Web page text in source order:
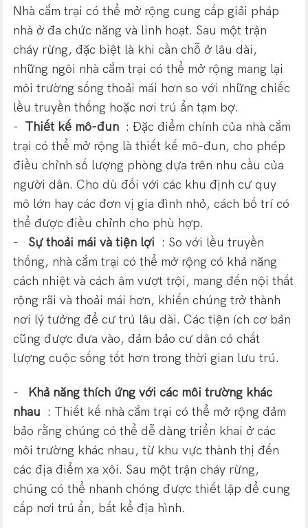
Nhà cắm trại có thể mở rộng cung cấp giải pháp
nhà ở đa chức năng và linh hoạt. Sau một trận
cháy rừng, đặc biệt là khi cần chỗ ở lâu dài,
những ngôi nhà cắm trại có thể mở rộng mang lại
môi trường sống thoải mái hơn so với những chiếc
lều truyền thống hoặc nơi trú ẩn tạm bợ.
- Thiết kế mô-đun : Đặc điểm chính của nhà cắm
trại có thể mở rộng là thiết kế mô-đun, cho phép
điều chỉnh số lượng phòng dựa trên nhu cầu của
người dân. Cho dù đối với các khu định cư quy
mô lớn hay các đơn vị gia đình nhỏ, cách bố trí có
thể được điều chỉnh cho phù hợp.
-
Sự thoải mái và tiện lợi : So với lều truyền
thống, nhà cắm trại có thể mở rộng có khả năng
cách nhiệt và cách âm vượt trội, mang đến nội thất
rộng rãi và thoải mái hơn, khiến chúng trở thành
nơi lý tưởng để cư trú lâu dài. Các tiện ích cơ bản
cũng được đưa vào, đảm bảo cư dân có chất
lượng cuộc sống tốt hơn trong thời gian lưu trú.
-
Khả năng thích ứng với các môi trường khác
nhau : Thiết kế nhà cắm trại có thể mở rộng đảm
bảo rằng chúng có thể dễ dàng triển khai ở các
môi trường khác nhau, từ khu vực thành thị đến
các địa điểm xa xôi. Sau một trận cháy rừng,
chúng có thể nhanh chóng được thiết lập để cung
cấp nơi trú ẩn, bất kể địa hình.